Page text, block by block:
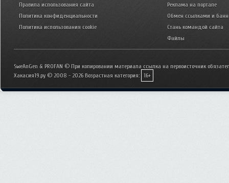
Правила использования сайта
Политика конфиденциальности
Политика использования cookie
Реклама на портале
Обмен ссылками и
Стань командой сайта
Файлы
SweAnGen & PROFAN © При копировании материала ссылка на первоисточник
Хакасия19.ру © 2008 - 2026 Возрастная категория: 16+